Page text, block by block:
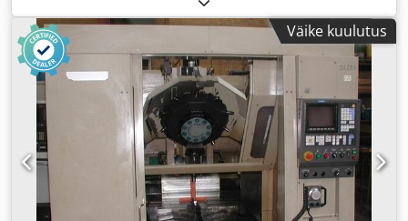
Väike kuulutus